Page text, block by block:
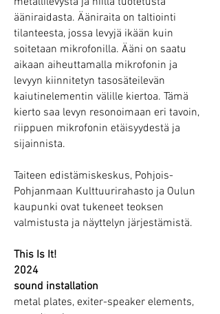
ääniraidasta. Ääniraita on taltiointi
tilanteesta, jossa levyjä ikään kuin
soitetaan mikrofonilla. Ääni on saatu
aikaan aiheuttamalla mikrofonin ja
levyyn kiinnitetyn tasosäteilevän
kaiutinelementin välille kiertoa. Tämä
kierto saa levyn resonoimaan eri tavoin,
riippuen mikrofonin etäisyydestä ja
sijainnista.
Taiteen edistämiskeskus, Pohjois-
Pohjanmaan Kulttuurirahasto ja Oulun
kaupunki ovat tukeneet teoksen
valmistusta ja näyttelyn järjestämistä.
This Is It!
2024
sound installation
metal plates, exiter-speaker elements,